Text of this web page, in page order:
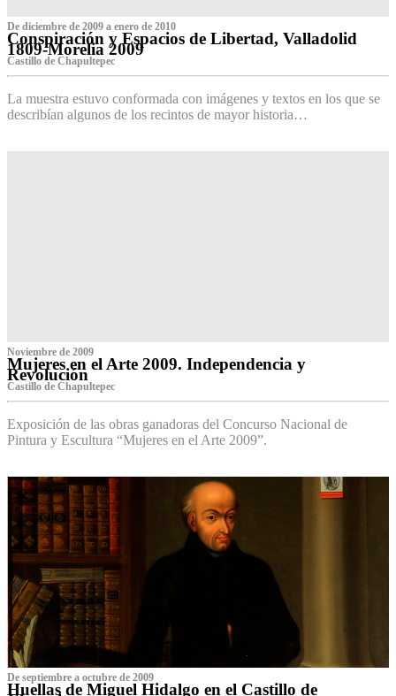
De diciembre de 2009 a enero de 2010
Conspiración y Espacios de Libertad, Valladolid
1809-Morelia 2009
Castillo de Chapultepec
La muestra estuvo conformada con imágenes y textos en los que se
describían algunos de los recintos de mayor historia…
Noviembre de 2009
Mujeres en el Arte 2009. Independencia y
Revolución
Castillo de Chapultepec
Exposición de las obras ganadoras del Concurso Nacional de
Pintura y Escultura “Mujeres en el Arte 2009”.
De septiembre a octubre de 2009
Huellas de Miguel Hidalgo en el Castillo de